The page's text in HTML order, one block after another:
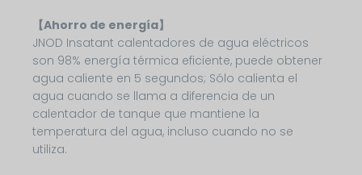
【Ahorro de energía】
JNOD Insatant calentadores de agua eléctricos
son 98% energía térmica eficiente, puede obtener
agua caliente en 5 segundos; Sólo calienta el
agua cuando se llama a diferencia de un
calentador de tanque que mantiene la
temperatura del agua, incluso cuando no se
utiliza.